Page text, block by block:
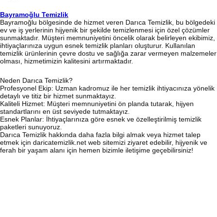
Bayramoğlu Temizlik
Bayramoğlu bölgesinde de hizmet veren Darıca Temizlik, bu bölgedeki
ev ve iş yerlerinin hijyenik bir şekilde temizlenmesi için özel çözümler
sunmaktadır. Müşteri memnuniyetini öncelik olarak belirleyen ekibimiz,
ihtiyaçlarınıza uygun esnek temizlik planları oluşturur. Kullanılan
temizlik ürünlerinin çevre dostu ve sağlığa zarar vermeyen malzemeler
olması, hizmetimizin kalitesini artırmaktadır.
Neden Darıca Temizlik?
Profesyonel Ekip: Uzman kadromuz ile her temizlik ihtiyacınıza yönelik
detaylı ve titiz bir hizmet sunmaktayız.
Kaliteli Hizmet: Müşteri memnuniyetini ön planda tutarak, hijyen
standartlarını en üst seviyede tutmaktayız.
Esnek Planlar: İhtiyaçlarınıza göre esnek ve özelleştirilmiş temizlik
paketleri sunuyoruz.
Darıca Temizlik hakkında daha fazla bilgi almak veya hizmet talep
etmek için daricatemizlik.net web sitemizi ziyaret edebilir, hijyenik ve
ferah bir yaşam alanı için hemen bizimle iletişime geçebilirsiniz!